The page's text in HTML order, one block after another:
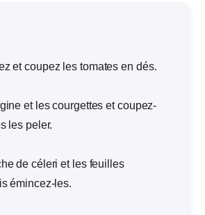
et coupez les tomates en dés.
et les courgettes et coupez-
les peler.
de céleri et les feuilles
émincez-les.